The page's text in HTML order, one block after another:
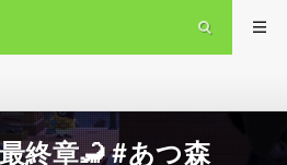
終章🦂 #あつ森